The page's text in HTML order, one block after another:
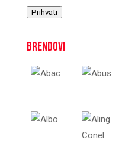
Prihvati
Brendovi